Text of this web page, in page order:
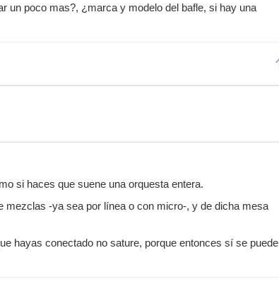
un poco mas?, ¿marca y modelo del bafle, si hay una
si haces que suene una orquesta entera.
mezclas -ya sea por línea o con micro-, y de dicha mesa
hayas conectado no sature, porque entonces sí se puede